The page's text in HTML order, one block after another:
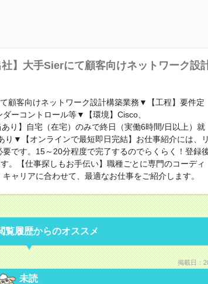
社】大手Sierにて顧客向けネットワーク設
顧客向けネットワーク設計構築業務▼【工程】要件定
ーコントロール等▼【環境】Cisco、
り】自宅（在宅）のみで終日（実働6時間/日以上）就
り▼【オンラインで最短即日完結】お仕事紹介には、リ
です。15～20分程度で完了するのでらくらく！登録
。【仕事探しもお手伝い】職種ごとに専門のコーディ
ャリアに合わせて、最適なお仕事をご紹介します。
覧履歴からのオススメ
掲載日：
未読